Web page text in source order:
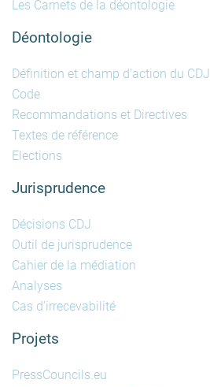
Les Carnets de la déontologie
Déontologie
Définition et champ d'action du CDJ
Code
Recommandations et Directives
Textes de référence
Elections
Jurisprudence
Décisions CDJ
Outil de jurisprudence
Cahier de la médiation
Analyses
Cas d'irrecevabilité
Projets
PressCouncils.eu